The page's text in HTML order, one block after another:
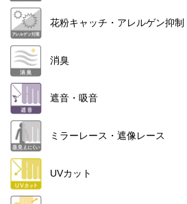
花粉キャッチ・アレルゲン抑制
消臭
遮音・吸音
ミラーレース・遮像レース
UVカット